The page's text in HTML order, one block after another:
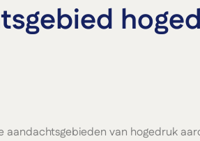
van hogedruk